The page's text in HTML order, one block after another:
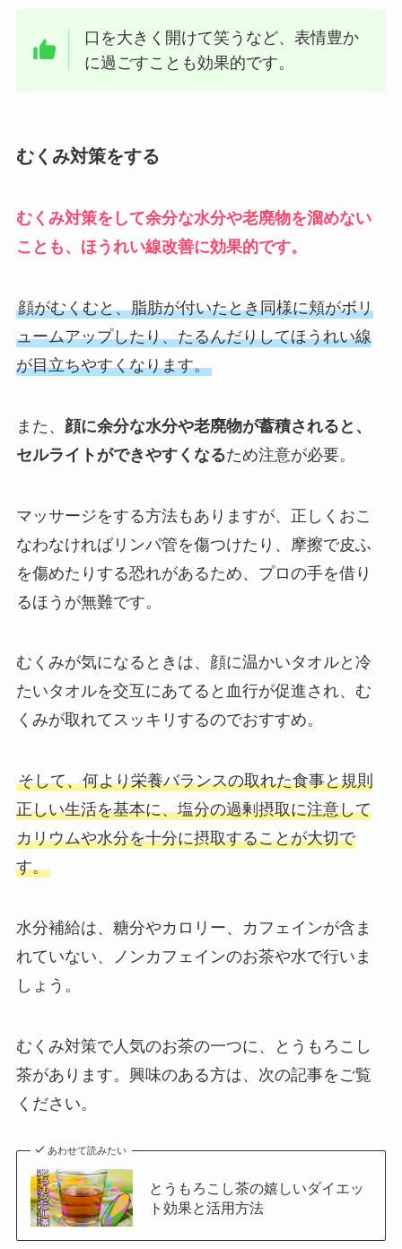
口を大きく開けて笑うなど、表情豊か
に過ごすことも効果的です。
むくみ対策をする
むくみ対策をして余分な水分や老廃物を溜めない
ことも、ほうれい線改善に効果的です。
顔がむくむと、脂肪が付いたとき同様に頬がボリ
ュームアップしたり、たるんだりしてほうれい線
が目立ちやすくなります。
また、 顔に余分な水分や老廃物が蓄積されると、
セルライトができやすくなるため注意が必要。
マッサージをする方法もありますが、正しくおこ
なわなければリンパ管を傷つけたり、摩擦で皮ふ
を傷めたりする恐れがあるため、プロの手を借り
るほうが無難です。
むくみが気になるときは、顔に温かいタオルと冷
たいタオルを交互にあてると血行が促進され、む
くみが取れてスッキリするのでおすすめ。
そして、何より栄養バランスの取れた食事と規則
正しい生活を基本に、塩分の過剰摂取に注意して
カリウムや水分を十分に摂取することが大切で
す。
水分補給は、糖分やカロリー、カフェインが含ま
れていない、ノンカフェインのお茶や水で行いま
しょう。
むくみ対策で人気のお茶の一つに、とうもろこし
茶があります。興味のある方は、次の記事をご覧
ください。
あわせて読みたい
とうもろこし茶の嬉しいダイエッ
ト効果と活用方法